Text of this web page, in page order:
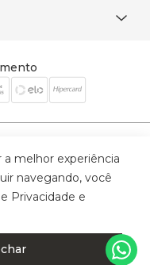
Augusta, 409 - Vila
a melhor experiência
navegando, você
Privacidade e